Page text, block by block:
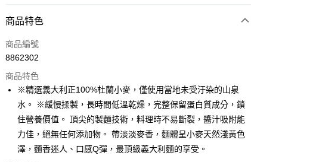
付款方式
信用卡一次付款
LINE Pay
Apple Pay
街口支付
悠遊付
商品特色
商品編號
8862302
商品特色
※精選義大利正100%杜蘭小麥，僅使用當地未受汙染的山泉
水。 ※緩慢揉製，長時間低溫乾燥，完整保留蛋白質成分，鎖
住營養價值。 頂尖的製麵技術，料理時不易斷裂，醬汁吸附能
力佳，絕無任何添加物。 帶淡淡麥香，麵體呈小麥天然淺黃色
澤，麵香迷人、口感Q彈，最頂級義大利麵的享受。